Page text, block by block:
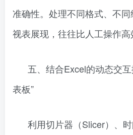
准确性。处理不同格式、不
视表展现，往往比人工操作高
五、结合Excel的动态交
表板”
利用切片器（Slicer）、时